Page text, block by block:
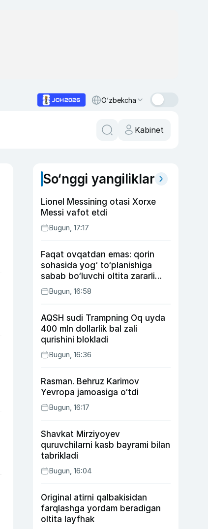
O‘zbekcha
Kabinet
So‘nggi yangiliklar
Lionel Messining otasi Xorxe
Messi vafot etdi
Bugun, 17:17
Faqat ovqatdan emas: qorin
sohasida yog‘ to‘planishiga
sabab bo‘luvchi oltita zararli
odatBugun, 16:58
AQSH sudi Trampning Oq uyda
400 mln dollarlik bal zali
qurishini blokladi
Bugun, 16:36
Rasman. Behruz Karimov
Yevropa jamoasiga o‘tdi
Bugun, 16:17
Shavkat Mirziyoyev
quruvchilarni kasb bayrami bilan
tabrikladi
Bugun, 16:04
Original atirni qalbakisidan
farqlashga yordam beradigan
oltita layfhak